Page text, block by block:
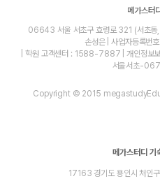
메가스터
06643 서울 서초구 효령로 321 (서초동,
손성은 | 사업자등록
| 학원 고객센터 : 1588-7887 | 개인정보
서울서초-
Copyright © 2015
메가스터디 기
17163 경기도 용인시 처인